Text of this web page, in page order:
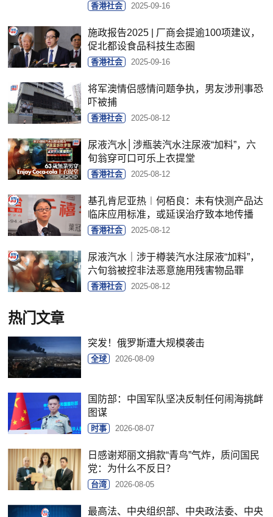
香港社会 2025-09-16
施政报告2025 | 厂商会提逾100项建议，
促北都设食品科技生态圈
香港社会 2025-09-16
将军澳情侣感情问题争执，男友涉刑事恐
吓被捕
香港社会 2025-08-12
尿液汽水│涉瓶装汽水注尿液“加料”，六
旬翁穿可口可乐上衣提堂
香港社会 2025-08-12
基孔肯尼亚热︱何栢良：未有快测产品达
临床应用标准，或延误治疗致本地传播
香港社会 2025-08-12
尿液汽水｜涉于樽装汽水注尿液“加料”，
六旬翁被控非法恶意施用残害物品罪
香港社会 2025-08-12
热门文章
突发！俄罗斯遭大规模袭击
全球 2026-08-09
国防部：中国军队坚决反制任何闹海挑衅
图谋
时事 2026-08-07
日感谢郑丽文捐款“青鸟”气炸，质问国民
党：为什么不反日？
台湾 2026-08-05
最高法、中央组织部、中央政法委、中央